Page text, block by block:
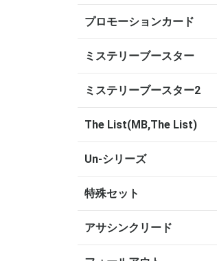
プロモーションカード
ミステリーブースター
ミステリーブースター2
The List(MB,The List)
Un-シリーズ
特殊セット
アサシンクリード